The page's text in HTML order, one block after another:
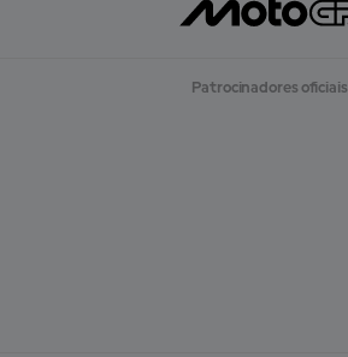
Patrocinadores oficiais